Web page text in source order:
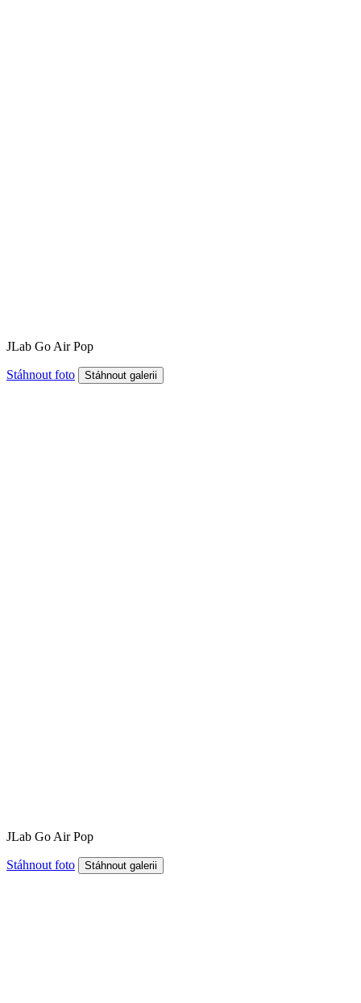
JLab Go Air Pop
Stáhnout foto
JLab Go Air Pop
Stáhnout foto